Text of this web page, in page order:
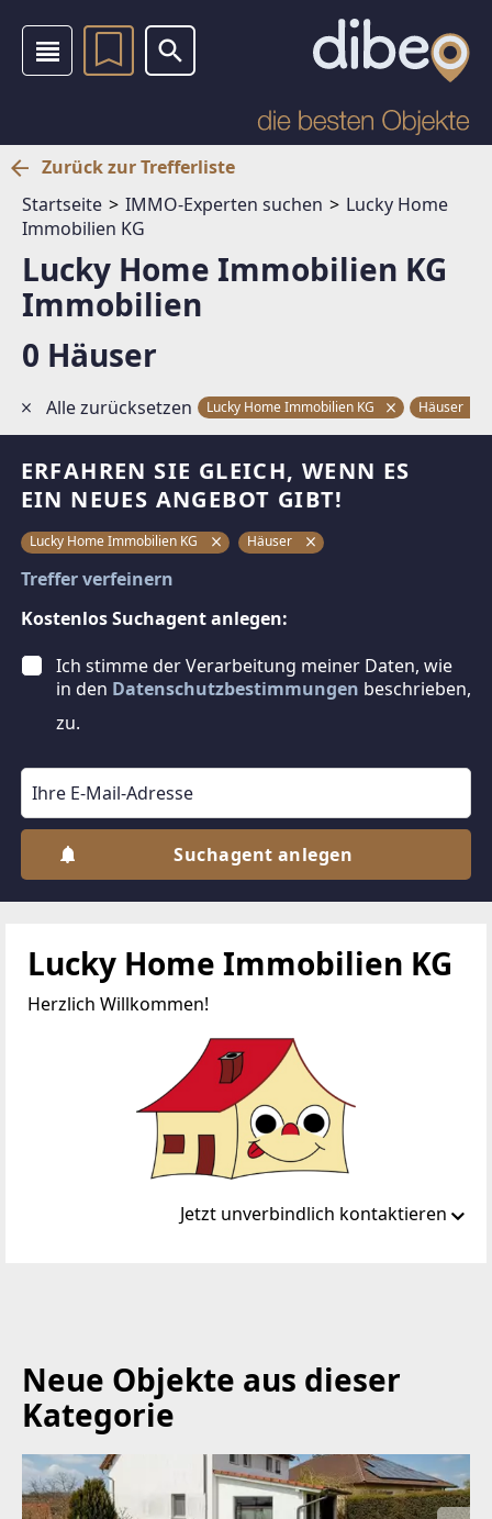
Zurück zur Trefferliste
Startseite
IMMO-Experten suchen
Lucky Home
Immobilien KG
Lucky Home Immobilien KG
Immobilien
0 Häuser
Alle zurücksetzen Lucky Home Immobilien KG Häuser
ERFAHREN SIE GLEICH, WENN ES
EIN NEUES ANGEBOT GIBT!
Lucky Home Immobilien KG Häuser
Treffer verfeinern
Kostenlos Suchagent anlegen:
Ich stimme der Verarbeitung meiner Daten, wie
in den Datenschutzbestimmungen beschrieben,
zu.
Suchagent anlegen
Lucky Home Immobilien KG
Herzlich Willkommen!
Jetzt unverbindlich kontaktieren
TELEFON
+43 1 / 278 13 38
WEBSITE
http://www.lucky-home.at
Neue Objekte aus dieser
Kategorie